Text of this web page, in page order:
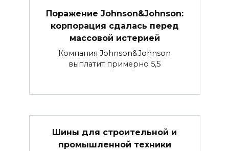
Поражение Johnson&Johnson:
корпорация сдалась перед
массовой истерией
Компания Johnson&Johnson
выплатит примерно 5,5
Шины для строительной и
промышленной техники